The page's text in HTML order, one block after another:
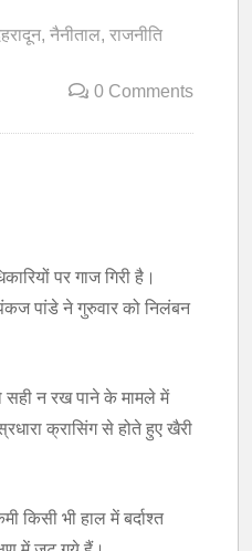
नैनीताल राजनीति
0 Comments
पर गाज गिरी है।
पांडे ने गुरुवार को निलंबन
सही न रख पाने के मामले में
क्रासिंग से होते हुए खैरी
किसी भी हाल में बर्दाश्त